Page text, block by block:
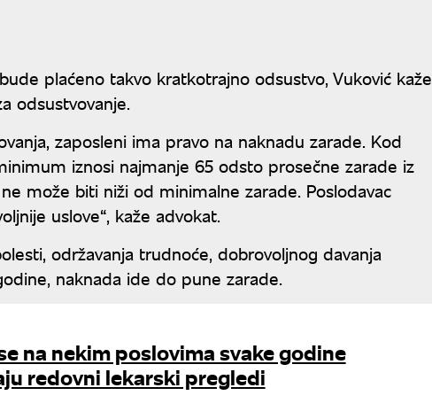
plaćeno takvo kratkotrajno odsustvo, Vuković kaže
odsustvovanje.
zaposleni ima pravo na naknadu zarade. Kod
iznosi najmanje 65 odsto prosečne zarade iz
može biti niži od minimalne zarade. Poslodavac
uslove“, kaže advokat.
održavanja trudnoće, dobrovoljnog davanja
naknada ide do pune zarade.
na nekim poslovima svake godine
redovni lekarski pregledi